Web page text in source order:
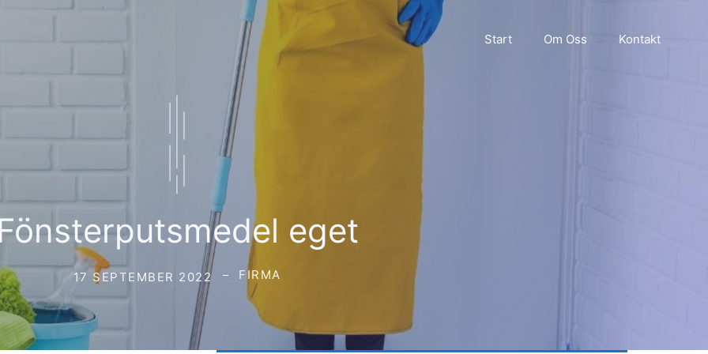
Start Om Oss Kontakt
eget
17 SEPTEMBER 2022 FIRMA